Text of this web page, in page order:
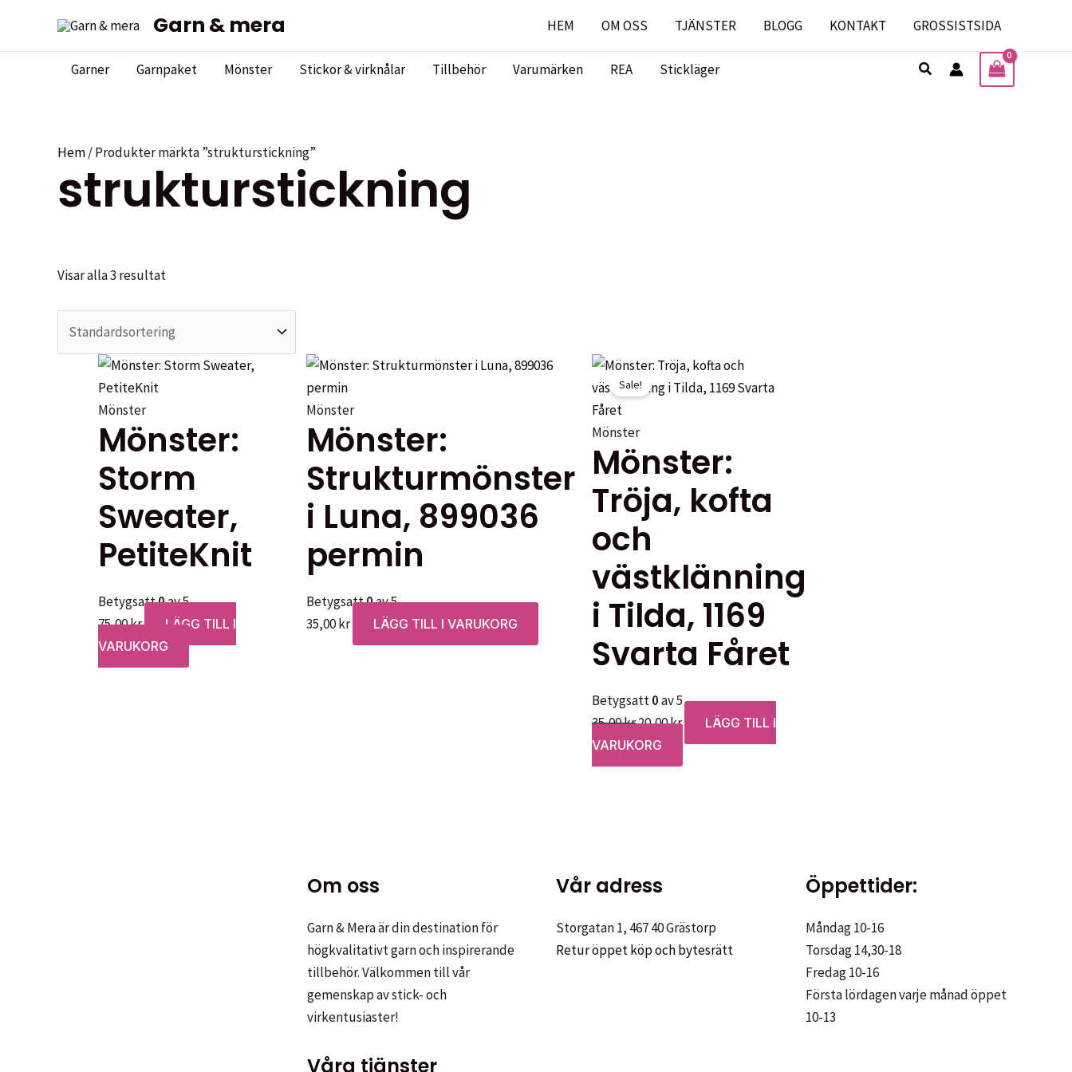
Garn & mera HEM OM OSS TJÄNSTER BLOGG KONTAKT GROSSISTSIDA
Garner Garnpaket Mönster Stickor & virknålar Tillbehör Varumärken REA Stickläger Sök
Hem/ Produkter märkta ”strukturstickning”
strukturstickning
Visar alla 3 resultat
Mönster
Mönster:
Storm
Sweater,
PetiteKnit
Betygsatt0av 5
75,00kr
LÄGG TILL I
VARUKORG
Mönster
Mönster:
Strukturmönster
i Luna, 899036
permin
Betygsatt0av 5
35,00kr LÄGG TILL I VARUKORG
Sale!
Mönster
Mönster:
Tröja, kofta
och
västklänning
i Tilda, 1169
Svarta Fåret
Betygsatt0av 5
35,00krDet
ursprungliga
priset
20,00krDet
nuvarande
priset
LÄGG TILL I
VARUKORG
Om oss
Garn & Mera är din destination för
högkvalitativt garn och inspirerande
tillbehör. Välkommen till vår
gemenskap av stick- och
virkentusiaster!
Våra tjänster
Vår adress
Storgatan 1, 467 40 Grästorp
Retur öppet köp och bytesrätt
Öppettider:
Måndag 10-16
Torsdag 14,30-18
Fredag 10-16
Första lördagen varje månad öppet
10-13